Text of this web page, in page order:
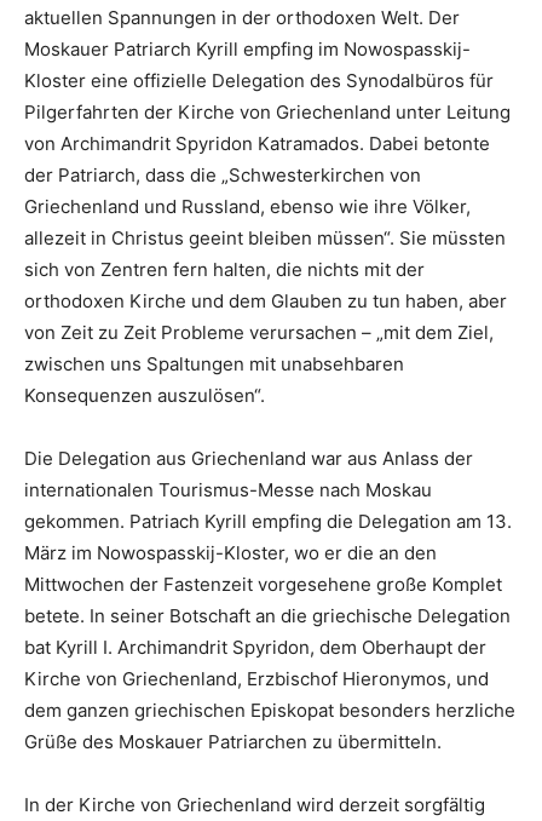
aktuellen Spannungen in der orthodoxen Welt. Der
Moskauer Patriarch Kyrill empfing im Nowospasskij-
Kloster eine offizielle Delegation des Synodalbüros für
Pilgerfahrten der Kirche von Griechenland unter Leitung
von Archimandrit Spyridon Katramados. Dabei betonte
der Patriarch, dass die „Schwesterkirchen von
Griechenland und Russland, ebenso wie ihre Völker,
allezeit in Christus geeint bleiben müssen“. Sie müssten
sich von Zentren fern halten, die nichts mit der
orthodoxen Kirche und dem Glauben zu tun haben, aber
von Zeit zu Zeit Probleme verursachen – „mit dem Ziel,
zwischen uns Spaltungen mit unabsehbaren
Konsequenzen auszulösen“.
Die Delegation aus Griechenland war aus Anlass der
internationalen Tourismus-Messe nach Moskau
gekommen. Patriach Kyrill empfing die Delegation am 13.
März im Nowospasskij-Kloster, wo er die an den
Mittwochen der Fastenzeit vorgesehene große Komplet
betete. In seiner Botschaft an die griechische Delegation
bat Kyrill I. Archimandrit Spyridon, dem Oberhaupt der
Kirche von Griechenland, Erzbischof Hieronymos, und
dem ganzen griechischen Episkopat besonders herzliche
Grüße des Moskauer Patriarchen zu übermitteln.
In der Kirche von Griechenland wird derzeit sorgfältig